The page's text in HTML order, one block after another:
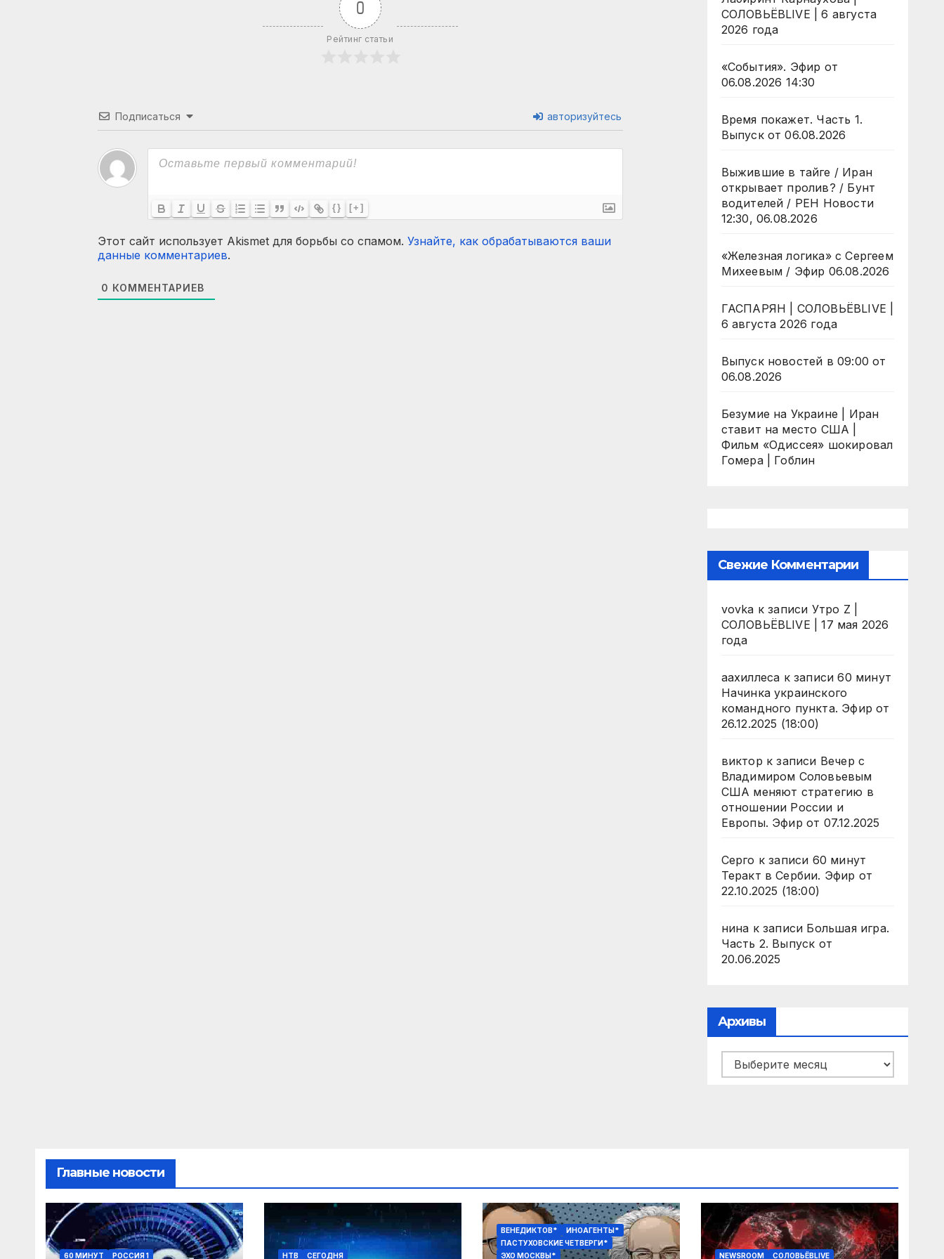
0
Рейтинг статьи
Подписаться авторизуйтесь
{} [+]
Этот сайт использует Akismet для борьбы со спамом. Узнайте, как обрабатываются ваши
данные комментариев.
0 КОММЕНТАРИЕВ
СОЛОВЬЁВLIVE | 6 августа
2026 года
«События». Эфир от
06.08.2026 14:30
Время покажет. Часть 1.
Выпуск от 06.08.2026
Выжившие в тайге / Иран
открывает пролив? / Бунт
водителей / РЕН Новости
12:30, 06.08.2026
«Железная логика» с Сергеем
Михеевым / Эфир 06.08.2026
ГАСПАРЯН | СОЛОВЬЁВLIVE |
6 августа 2026 года
Выпуск новостей в 09:00 от
06.08.2026
Безумие на Украине | Иран
ставит на место США |
Фильм «Одиссея» шокировал
Гомера | Гоблин
Свежие Комментарии
vovka к записи Утро Z |
СОЛОВЬЁВLIVE | 17 мая 2026
года
аахиллеса к записи60 минут
Начинка украинского
командного пункта. Эфир от
26.12.2025 (18:00)
виктор к записи Вечер с
Владимиром Соловьевым
США меняют стратегию в
отношении России и
Европы. Эфир от 07.12.2025
Серго к записи 60 минут
Теракт в Сербии. Эфир от
22.10.2025 (18:00)
нина к записи Большая игра.
Часть 2. Выпуск от
20.06.2025
Архивы
Архивы
Главные новости
60 МИНУТ РОССИЯ 1 НТВ СЕГОДНЯ
ВЕНЕДИКТОВ*
ИНОАГЕНТЫ*
ПАСТУХОВСКИЕ ЧЕТВЕРГИ*
ЭХО МОСКВЫ*
NEWSROOM СОЛОВЬЁВLIVE